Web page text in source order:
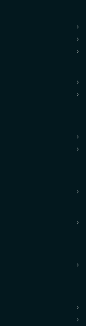
›
›
›
›
›
›
›
›
›
›
›
›